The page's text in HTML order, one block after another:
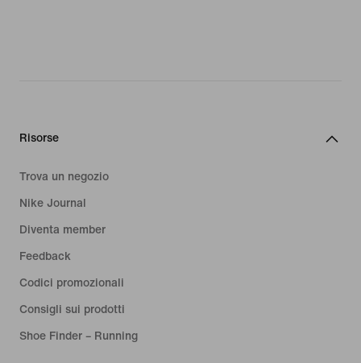
avanzati, leggeri e traspiranti,
consentono ai giovani atleti di
garantire un equilibrio perfetto tra
invece, permette alle giovani star dello
sport di flettersi in tutte le direzioni
Risorse
Trova un negozio
Nike Journal
Diventa member
Feedback
Codici promozionali
Consigli sui prodotti
Shoe Finder – Running